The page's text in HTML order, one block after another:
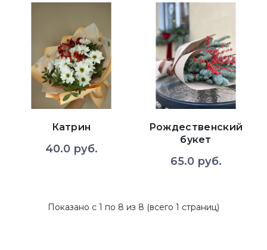
Катрин
40.0 руб.
Рождественский
букет
65.0 руб.
Показано с 1 по 8 из 8 (всего 1 страниц)